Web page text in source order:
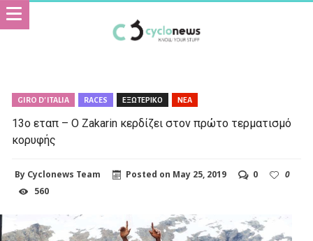
GIRO D' ITALIA RACES ΕΞΩΤΕΡΙΚΟ ΝΕΑ
13ο εταπ – Ο Zakarin κερδίζει στον πρώτο τερματισμό
κορυφής
By Cyclonews Team Posted on May 25, 2019 0
0
560